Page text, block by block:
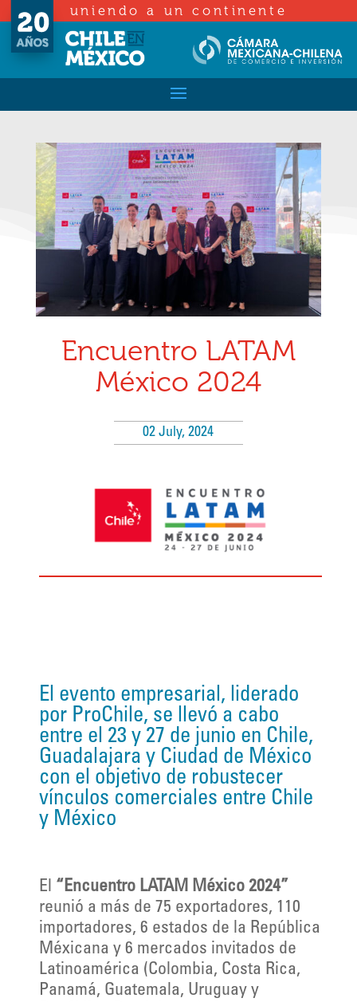
uniendo a un continente
Encuentro LATAM
México 2024
02 July, 2024
El evento empresarial, liderado
por ProChile, se llevó a cabo
entre el 23 y 27 de junio en Chile,
Guadalajara y Ciudad de México
con el objetivo de robustecer
vínculos comerciales entre Chile
y México
El “Encuentro LATAM México 2024”
reunió a más de 75 exportadores, 110
importadores, 6 estados de la República
Méxicana y 6 mercados invitados de
Latinoamérica (Colombia, Costa Rica,
Panamá, Guatemala, Uruguay y